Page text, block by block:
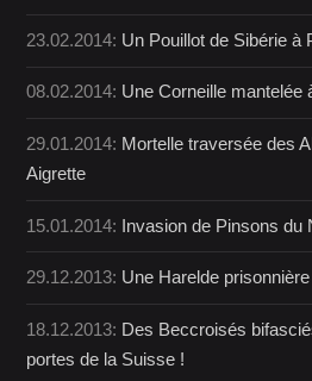
23.02.2014: Un Pouillot de Sibérie à
08.02.2014: Une Corneille mantelée
29.01.2014: Mortelle traversée des
Aigrette
15.01.2014: Invasion de Pinsons du
29.12.2013: Une Harelde
18.12.2013: Des Beccroisés
portes de la Suisse !